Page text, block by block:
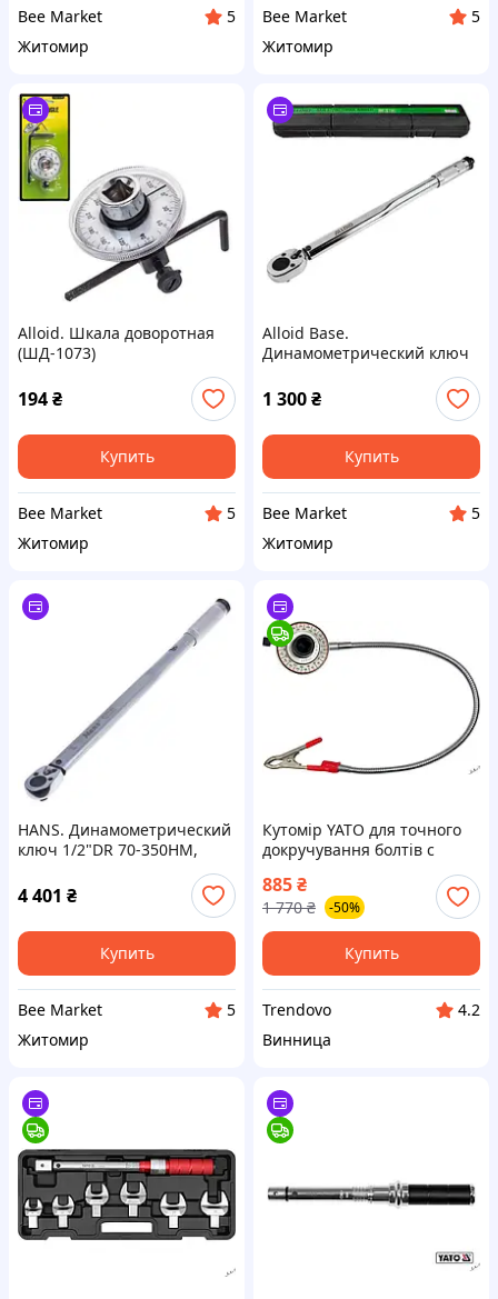
Bee Market
5
Житомир
Bee Market
5
Житомир
Alloid. Шкала доворотная
(ШД-1073)
194₴
Купить
Bee Market
5
Житомир
Alloid Base.
Динамометрический ключ
1 300₴
Купить
Bee Market
5
Житомир
HANS. Динамометрический
ключ 1/2"DR 70-350HM,
630мм, 2400гр. (4171Nm)
4 401 ₴
Купить
Bee Market
5
Житомир
Кутомір YATO для точного
докручування болтів с
ключом 1/2" шкала 0-360°
длина 50 см
885₴
1 770 ₴ -50%
Купить
Trendovo
4.2
Винница